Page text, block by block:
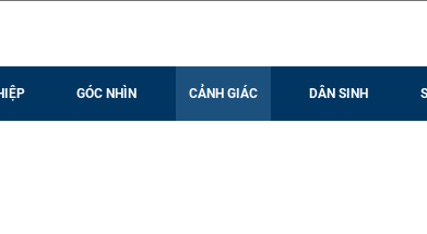
GÓC NHÌN CẢNH GIÁC DÂN SINH